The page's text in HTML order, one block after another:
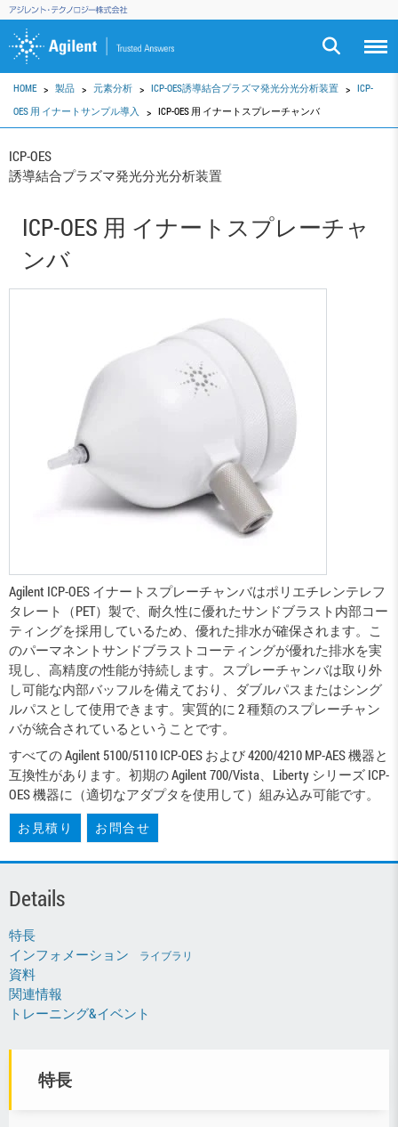
HOME 製品 元素分析 ICP-OES誘導結合プラズマ発光分光分析装置
ICP-
OES 用 イナートサンプル導入
ICP-OES 用 イナートスプレーチャンバ
ICP-OES
誘導結合プラズマ発光分光分析装置
ICP-OES 用 イナートスプレーチャ
ンバ
Agilent ICP-OES イナートスプレーチャンバはポリエチレンテレフ
タレート（PET）製で、耐久性に優れたサンドブラスト内部コー
ティングを採用しているため、優れた排水が確保されます。こ
のパーマネントサンドブラストコーティングが優れた排水を実
現し、高精度の性能が持続します。スプレーチャンバは取り外
し可能な内部バッフルを備えており、ダブルパスまたはシング
ルパスとして使用できます。実質的に 2 種類のスプレーチャン
バが統合されているということです。
すべての Agilent 5100/5110 ICP-OES および 4200/4210 MP-AES 機器と
互換性があります。初期の Agilent 700/Vista、Liberty シリーズ ICP-
OES 機器に（適切なアダプタを使用して）組み込み可能です。
お見積り お問合せ
Details
特長
インフォメーション
ライブラリ
資料
関連情報
トレーニング&イベント
特長